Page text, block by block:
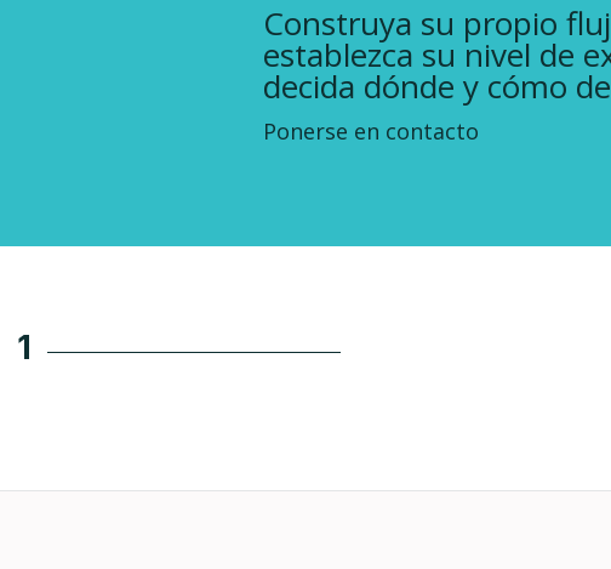
Construya su propio
establezca su nivel de
decida dónde y cómo
Ponerse en contacto
1